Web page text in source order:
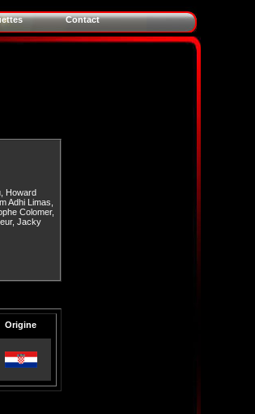
Contact
Howard
Adhi Limas
Colomer,
, Jacky
Origine